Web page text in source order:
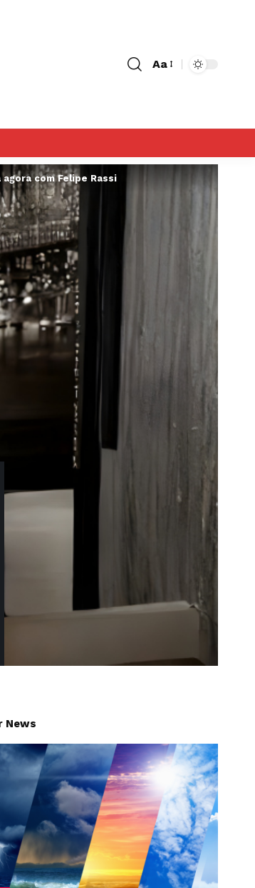
Aa
com Felipe Rassi
News